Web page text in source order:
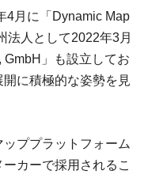
4月に「Dynamic Map
法人として2022年3月
」も設立してお
に積極的な姿勢を見
ププラットフォーム
カーで採用されるこ